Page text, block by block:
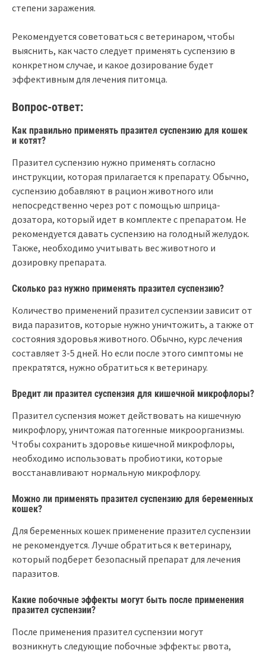
степени заражения.
Рекомендуется советоваться с ветеринаром, чтобы
выяснить, как часто следует применять суспензию в
конкретном случае, и какое дозирование будет
эффективным для лечения питомца.
Вопрос-ответ:
Как правильно применять празител суспензию для кошек
и котят?
Празител суспензию нужно применять согласно
инструкции, которая прилагается к препарату. Обычно,
суспензию добавляют в рацион животного или
непосредственно через рот с помощью шприца-
дозатора, который идет в комплекте с препаратом. Не
рекомендуется давать суспензию на голодный желудок.
Также, необходимо учитывать вес животного и
дозировку препарата.
Сколько раз нужно применять празител суспензию?
Количество применений празител суспензии зависит от
вида паразитов, которые нужно уничтожить, а также от
состояния здоровья животного. Обычно, курс лечения
составляет 3-5 дней. Но если после этого симптомы не
прекратятся, нужно обратиться к ветеринару.
Вредит ли празител суспензия для кишечной микрофлоры?
Празител суспензия может действовать на кишечную
микрофлору, уничтожая патогенные микроорганизмы.
Чтобы сохранить здоровье кишечной микрофлоры,
необходимо использовать пробиотики, которые
восстанавливают нормальную микрофлору.
Можно ли применять празител суспензию для беременных
кошек?
Для беременных кошек применение празител суспензии
не рекомендуется. Лучше обратиться к ветеринару,
который подберет безопасный препарат для лечения
паразитов.
Какие побочные эффекты могут быть после применения
празител суспензии?
После применения празител суспензии могут
возникнуть следующие побочные эффекты: рвота,